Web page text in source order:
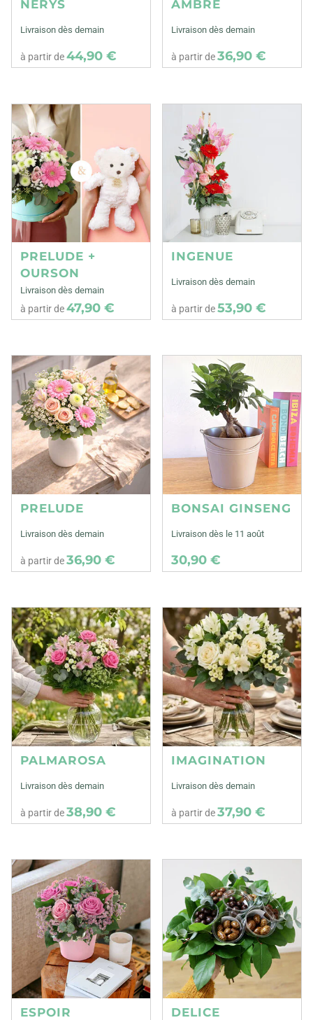
NERYS
Livraison dès demain
à partir de44,90 €
AMBRE
Livraison dès demain
à partir de36,90 €
PRELUDE +
OURSON
Livraison dès demain
à partir de47,90 €
INGENUE
Livraison dès demain
à partir de53,90 €
PRELUDE
Livraison dès demain
à partir de36,90 €
BONSAI GINSENG
Livraison dès le 11 août
30,90 €
PALMAROSA
Livraison dès demain
à partir de38,90 €
IMAGINATION
Livraison dès demain
à partir de37,90 €
ESPOIR
DELICE